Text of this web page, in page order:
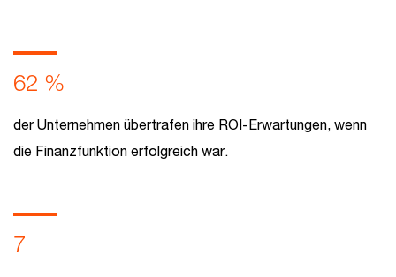
62 %
der Unternehmen übertrafen ihre ROI-Erwartungen, wenn
die Finanzfunktion erfolgreich war.
7